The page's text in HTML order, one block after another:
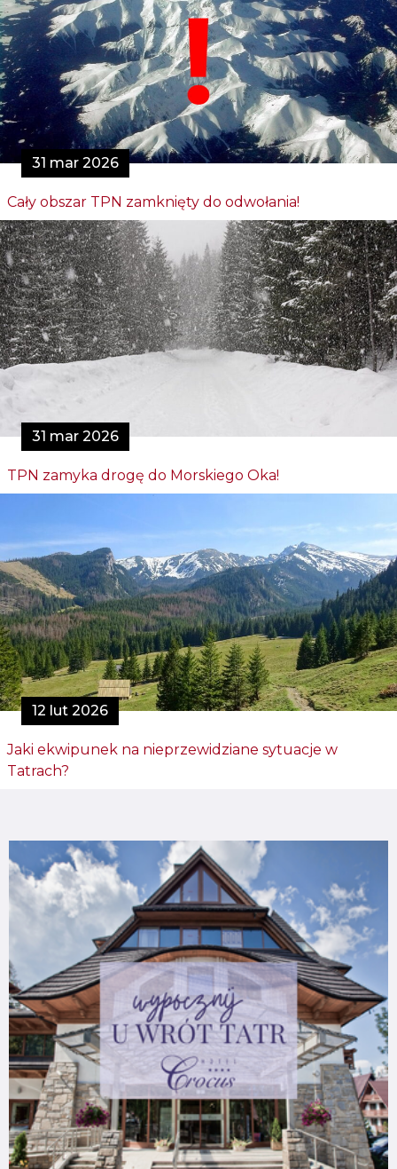
31 mar 2026
Cały obszar TPN zamknięty do odwołania!
31 mar 2026
TPN zamyka drogę do Morskiego Oka!
12 lut 2026
Jaki ekwipunek na nieprzewidziane sytuacje w
Tatrach?